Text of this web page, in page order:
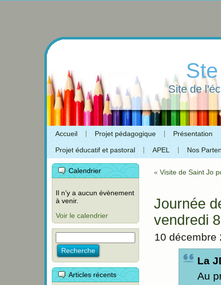
Site de
Accueil Projet pédagogique Présentation
Projet éducatif et pastoral APEL Nos
Calendrier
Il n’y a aucun évènement
à venir.
Voir le calendrier
Articles récents
« Visite de Saint Jo
Journée
vendredi
10 décembre
La
Au